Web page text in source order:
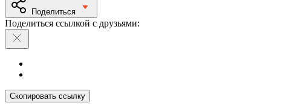
Поделиться
Поделиться ссылкой с друзьями:
Скопировать ссылку